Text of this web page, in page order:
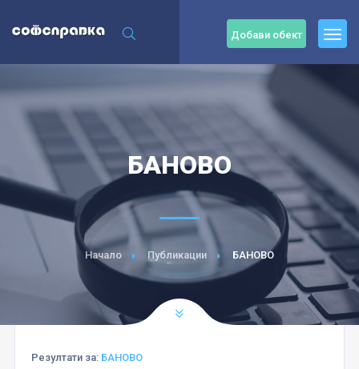
Добави обект
БАНОВО
Начало Публикации БАНОВО
Резултати за: БАНОВО